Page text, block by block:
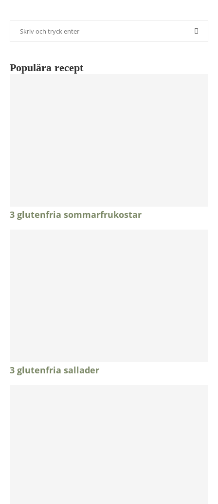
Populära recept
3 glutenfria sommarfrukostar
3 glutenfria sallader